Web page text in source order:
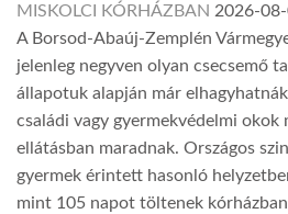
MISKOLCI KÓRHÁZBAN 2026-
A Borsod-Abaúj-Zemplén
jelenleg negyven olyan csecsemő
állapotuk alapján már
családi vagy gyermekvédelmi
ellátásban maradnak. Országos
gyermek érintett hasonló
mint 105 napot töltenek